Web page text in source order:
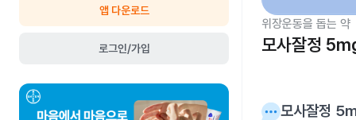
앱 다운로드
로그인/가입
위장운동을 돕는 약
모사잘정
모사잘정